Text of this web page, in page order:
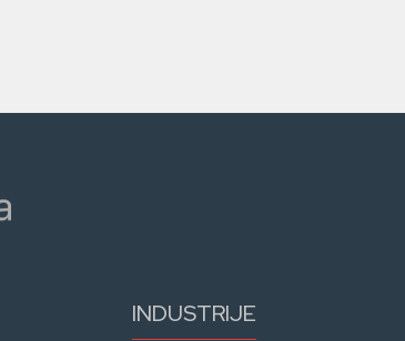
INDUSTRIJE